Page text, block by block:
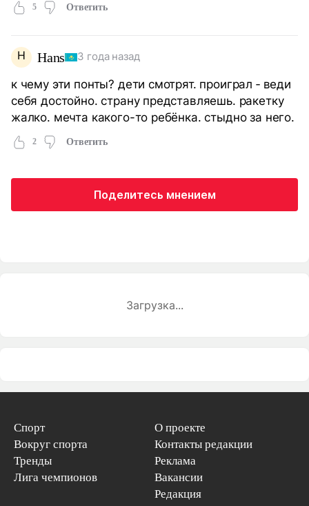
5 Ответить
H Hans 3 года назад
к чему эти понты? дети смотрят. проиграл ‐ веди
себя достойно. страну представляешь. ракетку
жалко. мечта какого-то ребёнка. стыдно за него.
2 Ответить
Поделитесь мнением
Загрузка...
Спорт
Вокруг спорта
Тренды
Лига чемпионов
О проекте
Контакты редакции
Реклама
Вакансии
Редакция